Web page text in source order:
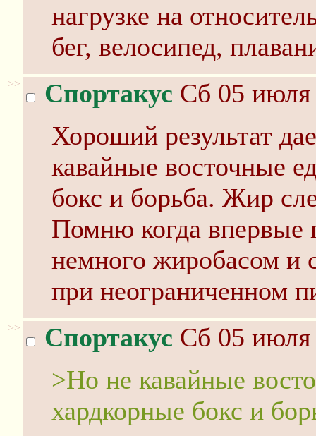
нагрузке на
бег, велосипед,
>> Спортакус Сб 05 июля
Хороший результат
кавайные восточные
бокс и борьба. Жир
Помню когда впервые
немного жиробасом и
при неограниченном
>> Спортакус Сб 05 июля
>Но не кавайные
хардкорные бокс и